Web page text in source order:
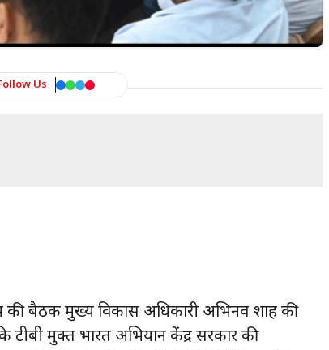
Us
की बैठक मुख्य विकास अधिकारी अभिनव शाह की
मुक्त भारत अभियान केंद्र सरकार की